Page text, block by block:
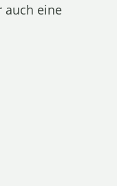
auch eine